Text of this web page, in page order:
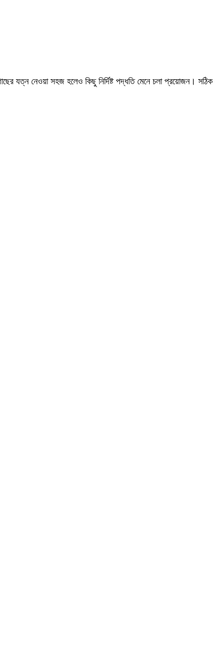
যত্ন নেওয়া সহজ হলেও কিছু নির্দিষ্ট পদ্ধতি মেনে চলা প্রয়োজন। সঠিক